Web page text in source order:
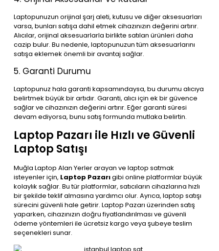
Laptopunuzun orijinal şarj aleti, kutusu ve diğer aksesuarları
varsa, bunları satışa dahil etmek cihazınızın değerini artırır.
Alıcılar, orijinal aksesuarlarla birlikte satılan ürünleri daha
cazip bulur. Bu nedenle, laptopunuzun tüm aksesuarlarını
satışa eklemek önemli bir avantaj sağlar.
5. Garanti Durumu
Laptopunuz hala garanti kapsamındaysa, bu durumu alıcıya
belirtmek büyük bir artıdır. Garanti, alıcı için ek bir güvence
sağlar ve cihazınızın değerini artırır. Eğer garanti süresi
devam ediyorsa, bunu satış formunda mutlaka belirtin.
Laptop Pazarı ile Hızlı ve Güvenli
Laptop Satışı
Muğla Laptop Alan Yerler arayan ve laptop satmak
isteyenler için, Laptop Pazarıgibi online platformlar büyük
kolaylık sağlar. Bu tür platformlar, satıcıların cihazlarına hızlı
bir şekilde teklif almasına yardımcı olur. Ayrıca, laptop satışı
sürecini güvenli hale getirir. Laptop Pazarı üzerinden satış
yaparken, cihazınızın doğru fiyatlandırılması ve güvenli
ödeme yöntemleri ile ücretsiz kargo veya şubeye teslim
seçenekleri sunar.